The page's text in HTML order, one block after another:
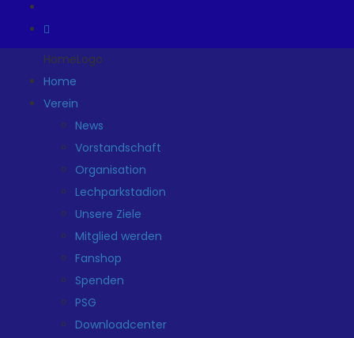
HomeLogo
Home
Verein
News
Vorstandschaft
Organisation
Lechparkstadion
Unsere Ziele
Mitglied werden
Fanshop
Spenden
PSG
Downloadcenter